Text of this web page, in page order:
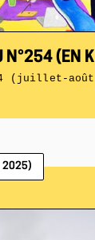
N°254 (EN
(juillet-août
2025)